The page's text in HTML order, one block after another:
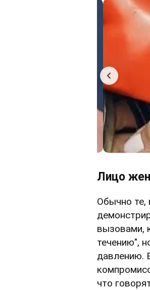
Лицо
Обычно те,
вызовами,
течению",
давлению.
что